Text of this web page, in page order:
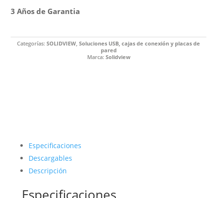
3 Años de Garantia
Categorías: SOLIDVIEW, Soluciones USB, cajas de conexión y placas de
pared
Marca: Solidview
Especificaciones
Descargables
Descripción